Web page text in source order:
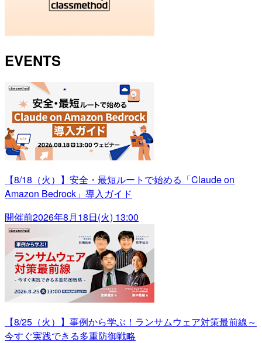
EVENTS
【8/18（火）】安全・最短ルートで始める「Claude on
Amazon Bedrock」導入ガイド
開催前2026年8月18日(火) 13:00
【8/25（火）】事例から学ぶ！ランサムウェア対策最前線～
今すぐ実践できる多重防御戦略